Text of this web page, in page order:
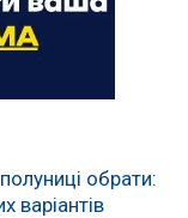
обрати:
варіантів